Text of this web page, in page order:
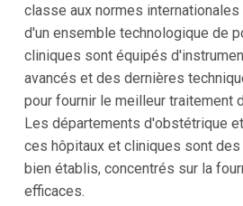
classe aux normes
d'un ensemble technologique de
cliniques sont équipés
avancés et des dernières
pour fournir le meilleur traitement
Les départements d'obstétrique
ces hôpitaux et cliniques sont
bien établis, concentrés sur la
efficaces.